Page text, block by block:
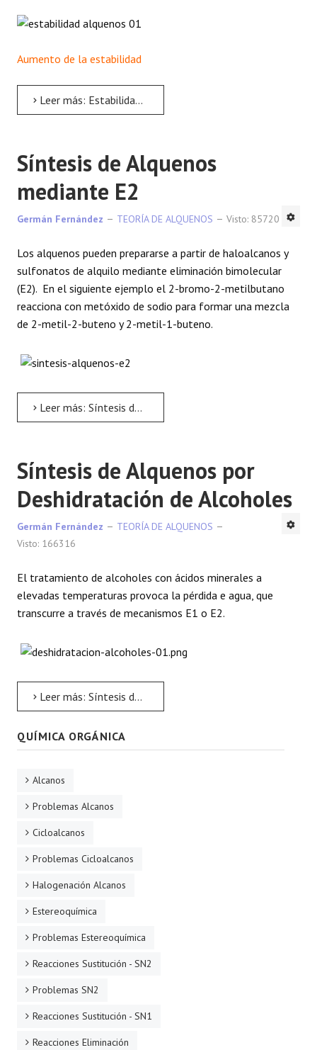
Aumento de la estabilidad
Leer más: Estabilidad de los Alquenos
Síntesis de Alquenos
mediante E2
Germán Fernández TEORÍA DE ALQUENOS Visto: 85720
Los alquenos pueden prepararse a partir de haloalcanos y
sulfonatos de alquilo mediante eliminación bimolecular
(E2). En el siguiente ejemplo el 2-bromo-2-metilbutano
reacciona con metóxido de sodio para formar una mezcla
de 2-metil-2-buteno y 2-metil-1-buteno.
Leer más: Síntesis de Alquenos mediante E2
Síntesis de Alquenos por
Deshidratación de Alcoholes
Germán Fernández
TEORÍA DE ALQUENOS
Visto: 166316
El tratamiento de alcoholes con ácidos minerales a
elevadas temperaturas provoca la pérdida e agua, que
transcurre a través de mecanismos E1 o E2.
Leer más: Síntesis de Alquenos por Deshidratación de Alcoholes
QUÍMICA ORGÁNICA
Alcanos
Problemas Alcanos
Cicloalcanos
Problemas Cicloalcanos
Halogenación Alcanos
Estereoquímica
Problemas Estereoquímica
Reacciones Sustitución - SN2
Problemas SN2
Reacciones Sustitución - SN1
Reacciones Eliminación